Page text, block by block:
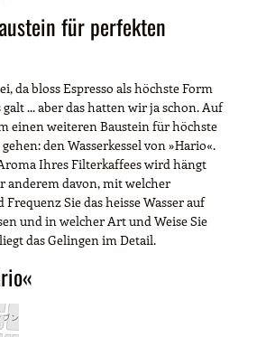
für perfekten
da bloss Espresso als höchste Form
galt ... aber das hatten wir ja schon. Auf
einen weiteren Baustein für höchste
den Wasserkessel von »Hario«.
Ihres Filterkaffees wird hängt
anderem davon, mit welcher
Sie das heisse Wasser auf
und in welcher Art und Weise Sie
das Gelingen im Detail.